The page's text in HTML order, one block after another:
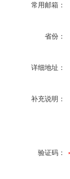
常用邮箱：
省份：
详细地址：
补充说明：
验证码：